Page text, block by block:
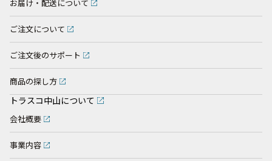
お届け・配送について
ご注文について
ご注文後のサポート
商品の探し方
トラスコ中山について
会社概要
事業内容